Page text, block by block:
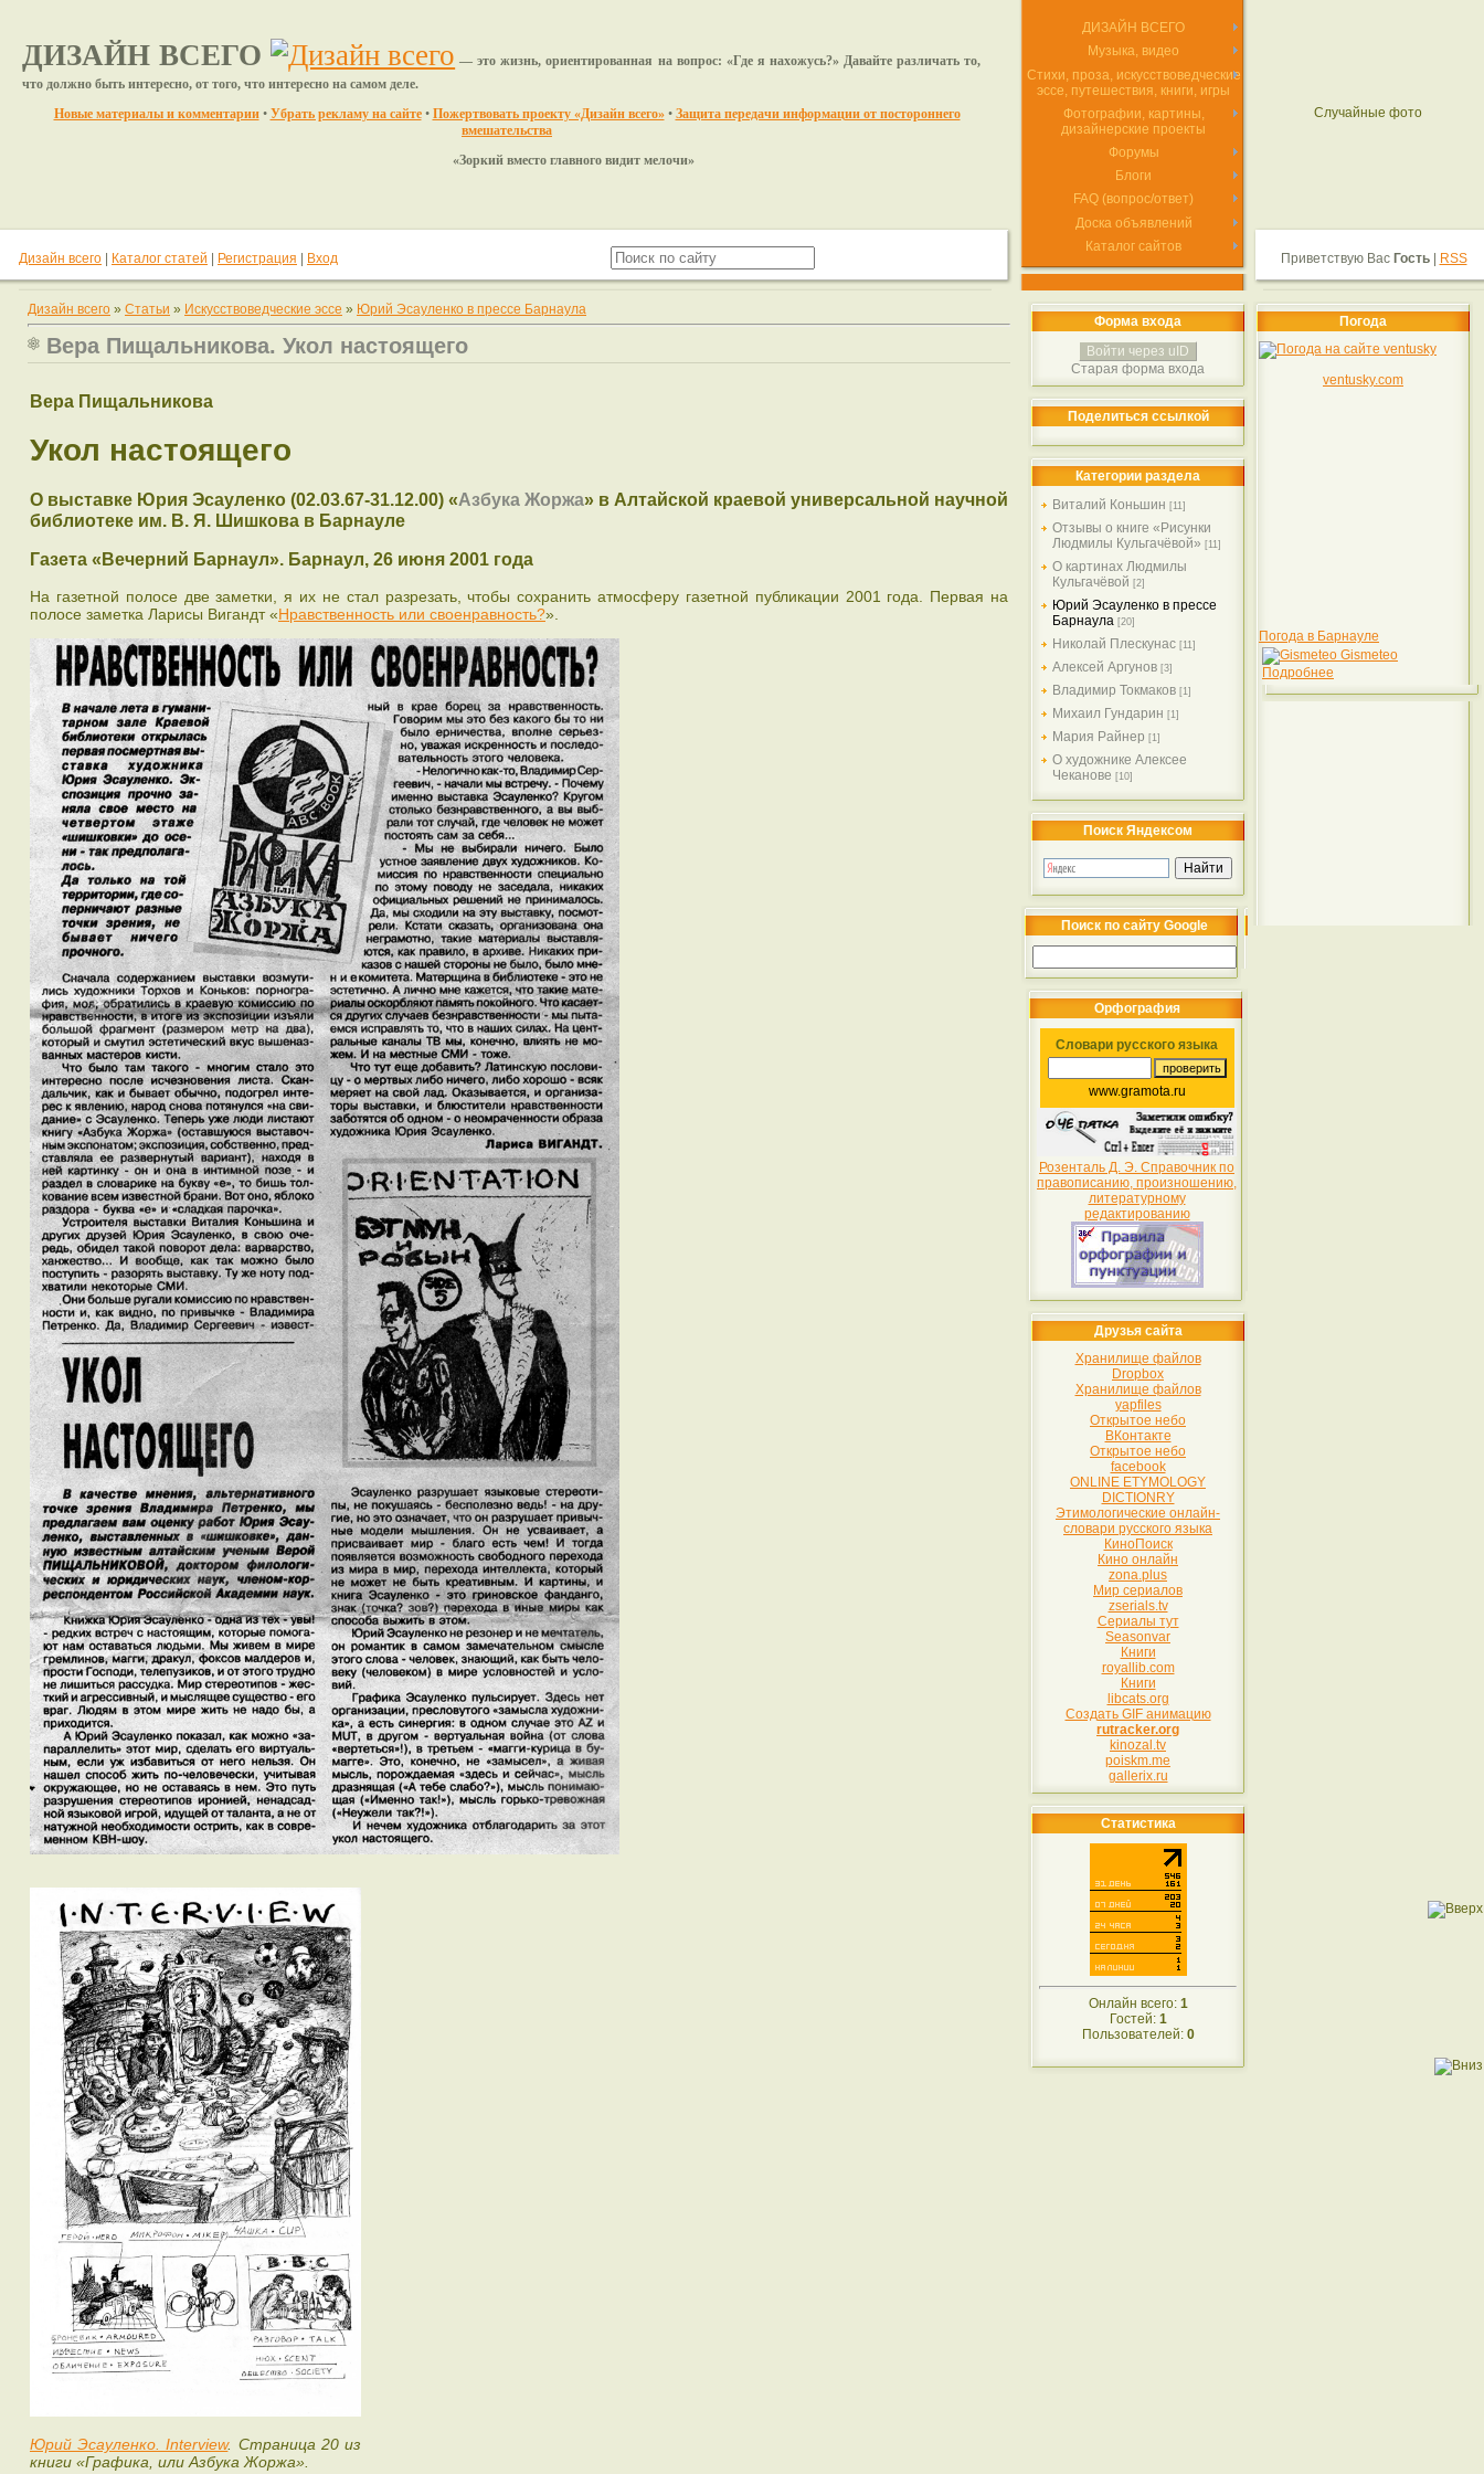
ДИЗАЙН ВСЕГО
— это жизнь, ориентированная на вопрос: «Где я нахожусь?» Давайте различать то,
что должно быть интересно, от того, что интересно на самом деле.
Новые материалы и комментарии• Убрать рекламу на сайте• Пожертвовать проекту «Дизайн всего»• Защита передачи информации от постороннего
вмешательства
«Зоркий вместо главного видит мелочи»
Дизайн всего Каталог статей Регистрация Вход
ДИЗАЙН ВСЕГО
Музыка, видео
Стихи, проза, искусствоведческие
эссе, путешествия, книги, игры
Фотографии, картины,
дизайнерские проекты
Форумы
Блоги
FAQ (вопрос/ответ)
Доска объявлений
Каталог сайтов
Случайные фото
Приветствую Вас Гость| RSS
Дизайн всего » Статьи » Искусствоведческие эссе » Юрий Эсауленко в прессе Барнаула
Вера Пищальникова. Укол настоящего
Вера Пищальникова
Укол настоящего
О выставке Юрия Эсауленко (02.03.67-31.12.00) «Азбука Жоржа» в Алтайской краевой универсальной научной
библиотеке им. В. Я. Шишкова в Барнауле
Газета «Вечерний Барнаул». Барнаул, 26 июня 2001 года
На газетной полосе две заметки, я их не стал разрезать, чтобы сохранить атмосферу газетной публикации 2001 года. Первая на
полосе заметка Ларисы Вигандт «Нравственность или своенравность?».
Юрий Эсауленко. Interview. Страница 20 из
книги «Графика, или Азбука Жоржа».
Форма входа
Войти через uID
Старая форма входа
Поделиться ссылкой
Категории раздела
Виталий Коньшин [11]
Отзывы о книге «Рисунки
Людмилы Кульгачёвой» [11]
О картинах Людмилы
Кульгачёвой [2]
Юрий Эсауленко в прессе
Барнаула [20]
Николай Плескунас [11]
Алексей Аргунов [3]
Владимир Токмаков [1]
Михаил Гундарин [1]
Мария Райнер [1]
О художнике Алексее
Чеканове [10]
Поиск Яндексом
Поиск по сайту Google
Орфография
Словари русского языка
www.gramota.ru
Розенталь Д. Э. Справочник по
правописанию, произношению,
литературному
редактированию
Друзья сайта
Хранилище файлов
Dropbox
Хранилище файлов
yapfiles
Открытое небо
ВКонтакте
Открытое небо
facebook
ONLINE ETYMOLOGY
DICTIONRY
Этимологические онлайн-
словари русского языка
КиноПоиск
Кино онлайн
zona.plus
Мир сериалов
zserials.tv
Сериалы тут
Seasonvar
Книги
royallib.com
Книги
libcats.org
Создать GIF анимацию
rutracker.org
kinozal.tv
poiskm.me
gallerix.ru
Статистика
Онлайн всего: 1
Гостей: 1
Пользователей: 0
Погода
ventusky.com
Погода в Барнауле
Gismeteo
Подробнее